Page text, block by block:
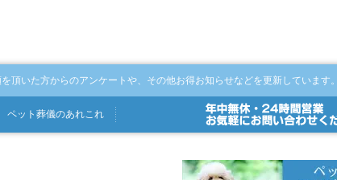
を頂いた方からのアンケートや、その他お得お知らせなどを更新しています
ペット 葬儀のあれこれ